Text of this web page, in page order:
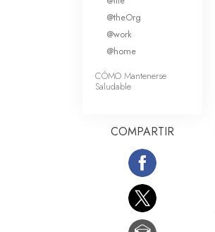
@theOrg
@work
@home
CÓMO Mantenerse
Saludable
COMPARTIR